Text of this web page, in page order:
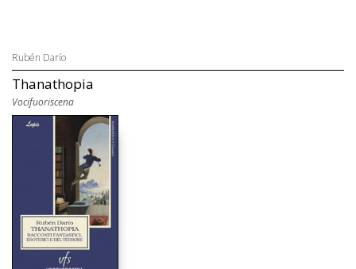
Rubén Darío
Thanathopia
Vocifuoriscena